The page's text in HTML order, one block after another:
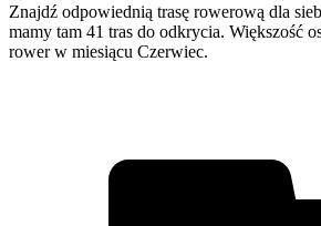
Znajdź odpowiednią trasę rowerową dla
mamy tam 41 tras do odkrycia. Większość
rower w miesiącu Czerwiec.